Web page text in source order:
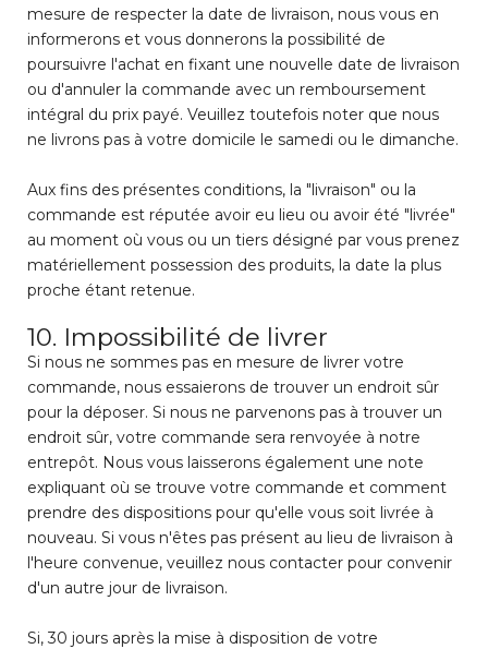
mesure de respecter la date de livraison, nous vous en
informerons et vous donnerons la possibilité de
poursuivre l'achat en fixant une nouvelle date de livraison
ou d'annuler la commande avec un remboursement
intégral du prix payé. Veuillez toutefois noter que nous
ne livrons pas à votre domicile le samedi ou le dimanche.
Aux fins des présentes conditions, la "livraison" ou la
commande est réputée avoir eu lieu ou avoir été "livrée"
au moment où vous ou un tiers désigné par vous prenez
matériellement possession des produits, la date la plus
proche étant retenue.
10. Impossibilité de livrer
Si nous ne sommes pas en mesure de livrer votre
commande, nous essaierons de trouver un endroit sûr
pour la déposer. Si nous ne parvenons pas à trouver un
endroit sûr, votre commande sera renvoyée à notre
entrepôt. Nous vous laisserons également une note
expliquant où se trouve votre commande et comment
prendre des dispositions pour qu'elle vous soit livrée à
nouveau. Si vous n'êtes pas présent au lieu de livraison à
l'heure convenue, veuillez nous contacter pour convenir
d'un autre jour de livraison.
Si, 30 jours après la mise à disposition de votre